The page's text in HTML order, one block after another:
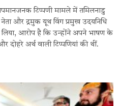
टिप्पणी मामले में तमिलनाडु
और द्रमुक यूथ विंग प्रमुख उदयनिधि
लिया, आरोप है कि उन्होंने अपने भाषण के
अर्थ वाली टिप्पणियां की थीं.